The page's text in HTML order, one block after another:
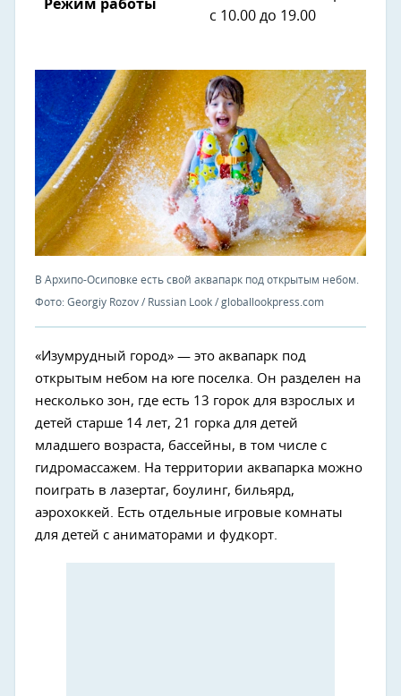
Режим работы
с 10.00 до 19.00
В Архипо-Осиповке есть свой аквапарк под открытым небом.
Фото: Georgiy Rozov / Russian Look / globallookpress.com
«Изумрудный город» — это аквапарк под
открытым небом на юге поселка. Он разделен на
несколько зон, где есть 13 горок для взрослых и
детей старше 14 лет, 21 горка для детей
младшего возраста, бассейны, в том числе с
гидромассажем. На территории аквапарка можно
поиграть в лазертаг, боулинг, бильярд,
аэрохоккей. Есть отдельные игровые комнаты
для детей с аниматорами и фудкорт.